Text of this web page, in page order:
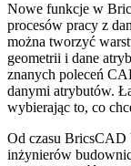
Nowe funkcje w
procesów pracy z
można tworzyć
geometrii i dane
znanych poleceń
danymi atrybutów.
wybierając to, co
Od czasu BricsCAD
inżynierów